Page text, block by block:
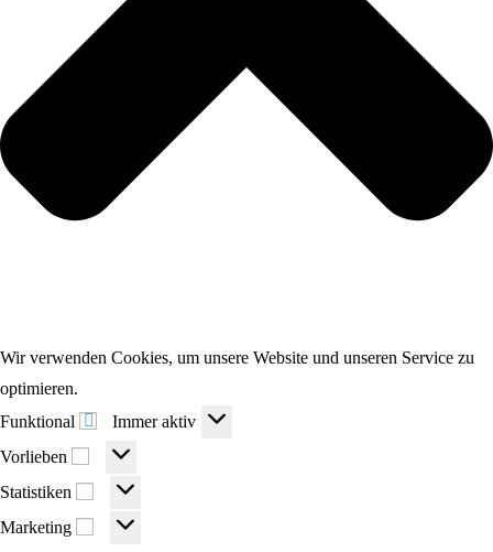
Wir verwenden Cookies, um unsere Website und unseren Service zu
optimieren.
Funktional
Funktional
Immer aktiv
Vorlieben
Vorlieben
Statistiken Statistiken
Marketing Marketing